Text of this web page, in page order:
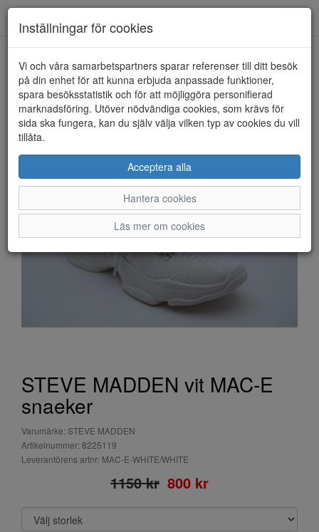
HEM STEVE MADDEN
STEVE MADDEN vit MAC-E
snaeker
Varumärke: STEVE MADDEN
Artikelnummer: 8225119
Leverantörens artnr: MAC-E-WHITE/WHITE
1150 kr 800 kr
Inställningar för cookies
Vi och våra samarbetspartners sparar referenser till ditt besök
på din enhet för att kunna erbjuda anpassade funktioner,
spara besöksstatistik och för att möjliggöra personifierad
marknadsföring. Utöver nödvändiga cookies, som krävs för
sida ska fungera, kan du själv välja vilken typ av cookies du vill
tillåta.
Acceptera alla
Hantera cookies
Läs mer om cookies